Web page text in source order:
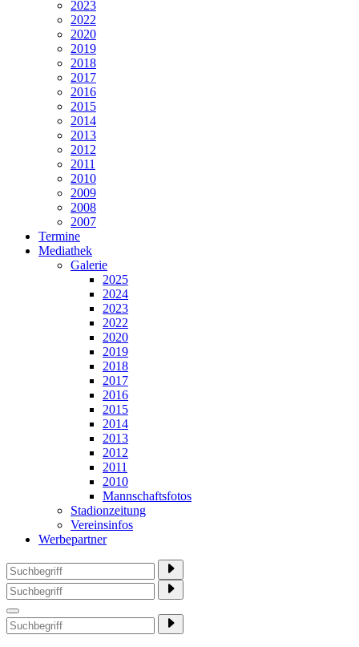
2023
2022
2020
2019
2018
2017
2016
2015
2014
2013
2012
2011
2010
2009
2008
2007
Termine
Mediathek
Galerie
2025
2024
2023
2022
2020
2019
2018
2017
2016
2015
2014
2013
2012
2011
2010
Mannschaftsfotos
Stadionzeitung
Vereinsinfos
Werbepartner